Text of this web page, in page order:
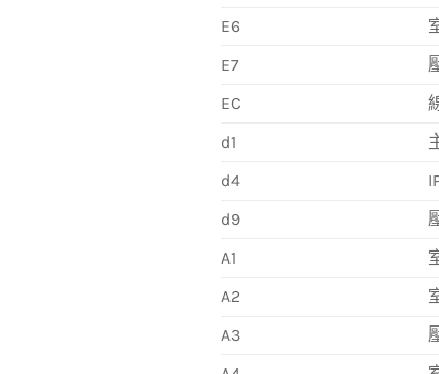
E6
E7
EC
d1
d4
d9
A1
A2
A3